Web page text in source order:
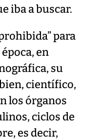
iba a buscar.
para
en
su
científico,
los órganos
ciclos de
es decir,